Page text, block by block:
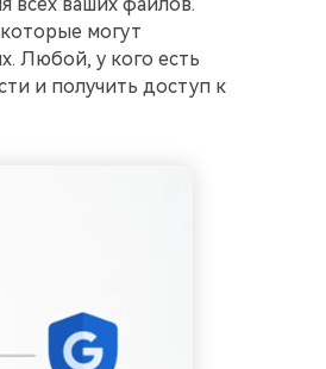
могут
Любой, у кого есть
и получить доступ к